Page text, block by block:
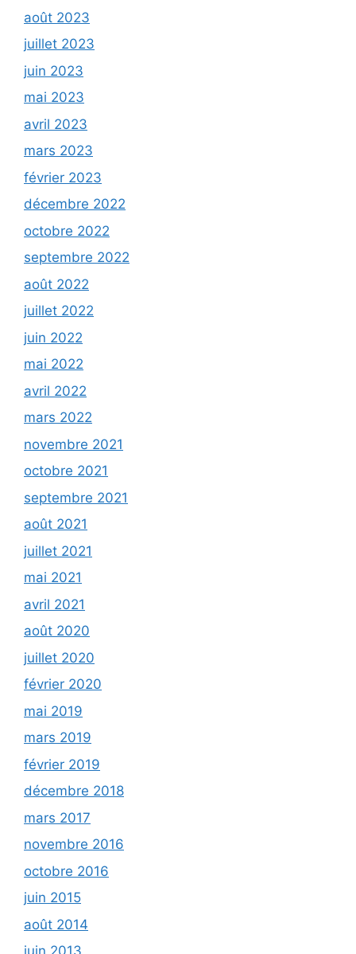
août 2023
juillet 2023
juin 2023
mai 2023
avril 2023
mars 2023
février 2023
décembre 2022
octobre 2022
septembre 2022
août 2022
juillet 2022
juin 2022
mai 2022
avril 2022
mars 2022
novembre 2021
octobre 2021
septembre 2021
août 2021
juillet 2021
mai 2021
avril 2021
août 2020
juillet 2020
février 2020
mai 2019
mars 2019
février 2019
décembre 2018
mars 2017
novembre 2016
octobre 2016
juin 2015
août 2014